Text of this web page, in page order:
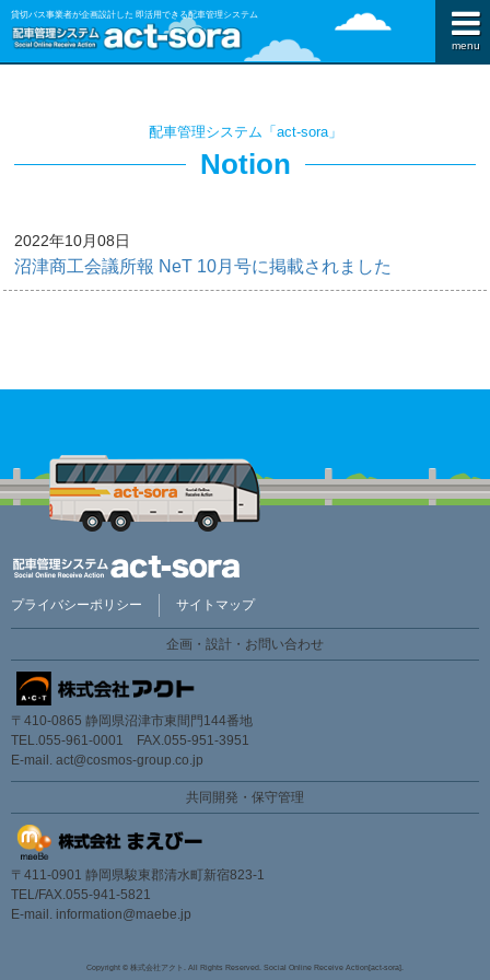
menu
貸切バス事業者が企画設計した 即活用できる配車管理システム
配車管理システム「act-sora」
Notion
2022年10月08日
沼津商工会議所報 NeT 10月号に掲載されました
プライバシーポリシー サイトマップ
企画・設計・お問い合わせ
〒410-0865 静岡県沼津市東間門144番地
TEL.055-961-0001 FAX.055-951-3951
E-mail. act@cosmos-group.co.jp
共同開発・保守管理
〒411-0901 静岡県駿東郡清水町新宿823-1
TEL/FAX.055-941-5821
E-mail. information@maebe.jp
Copyright © 株式会社アクト. All Rights Reserved. Social Online Receive Action[act-sora].